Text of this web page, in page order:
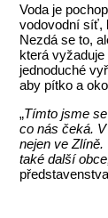
Voda je
vodovodní síť,
Nezdá se to,
která
jednoduché
aby pítko a
„Tímto jsme
co nás čeká.
nejen ve
také další